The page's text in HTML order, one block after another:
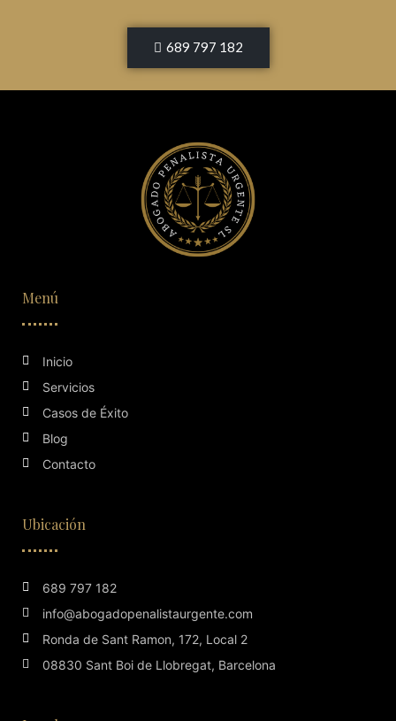
689 797 182
Menú
Inicio
Servicios
Casos de Éxito
Blog
Contacto
Ubicación
689 797 182
info@abogadopenalistaurgente.com
Ronda de Sant Ramon, 172, Local 2
08830 Sant Boi de Llobregat, Barcelona